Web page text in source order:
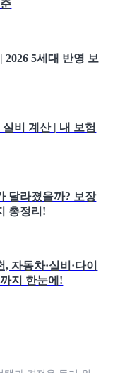
2026 5세대 반영 보
비 계산 | 내 보험
달라졌을까? 보장
총정리!
자동차·실비·다이
지 한눈에!